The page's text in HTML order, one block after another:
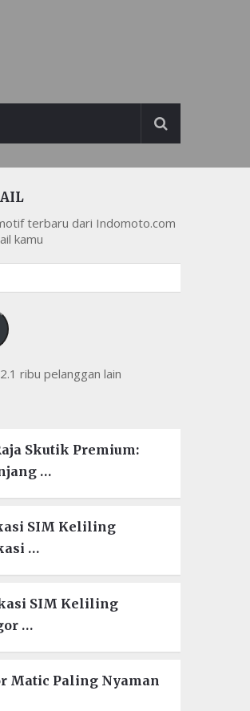
terbaru dari Indomoto.com
kamu
ribu pelanggan lain
Skutik Premium:
…
SIM Keliling
…
SIM Keliling
…
Matic Paling Nyaman